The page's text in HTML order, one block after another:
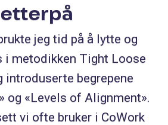
jeg tid på å lytte og
i metodikken Tight Loose
introduserte begrepene
og «Levels of Alignment».
vi ofte bruker i CoWork